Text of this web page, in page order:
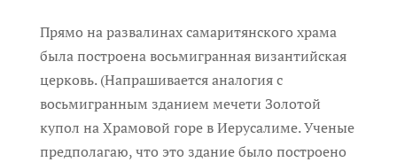
Прямо на развалинах самаритянского храма
была построена восьмигранная византийская
церковь. (Напрашивается аналогия с
восьмигранным зданием мечети Золотой
купол на Храмовой горе в Иерусалиме. Ученые
предполагаю, что это здание было построено